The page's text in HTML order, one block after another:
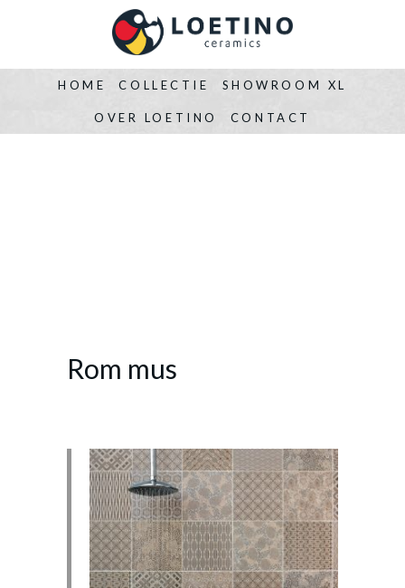
HOME COLLECTIE SHOWROOM XL
OVER LOETINO CONTACT
Rom mus